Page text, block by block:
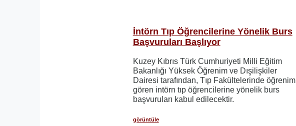
İntörn Tıp Öğrencilerine Yönelik Burs
Başvuruları Başlıyor
Kuzey Kıbrıs Türk Cumhuriyeti Milli Eğitim
Bakanlığı Yüksek Öğrenim ve Dışilişkiler
Dairesi tarafından, Tıp Fakültelerinde öğrenim
gören intörn tıp öğrencilerine yönelik burs
başvuruları kabul edilecektir.
görüntüle